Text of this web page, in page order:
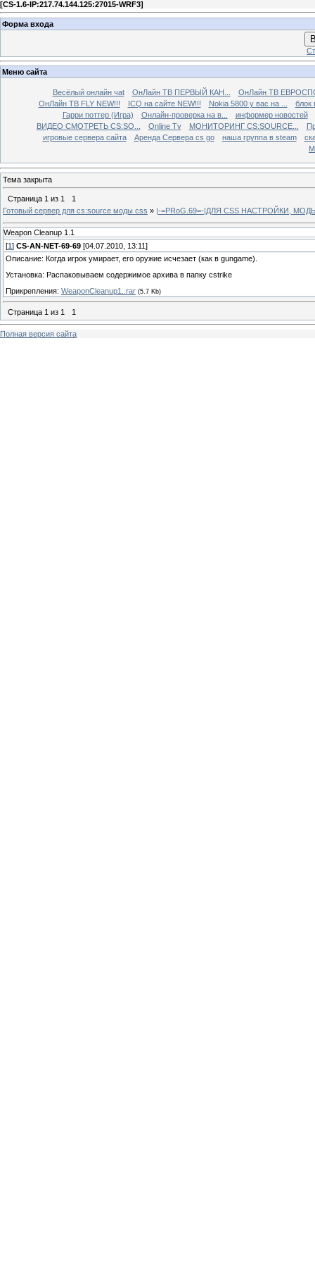
[CS-1.6-IP:217.74.144.125:27015-WRF3]
Форма входа
Меню сайта
Весёлый онлайн чаt ОнЛайн ТВ ПЕРВЫЙ КАН...
ОнЛайн ТВ
ОнЛайн ТВ FLY NEW!!!
ICQ на сайте NEW!!! Nokia 5800 у вас на ...
блок
Гарри поттер (Игра)
Онлайн-проверка на в...
информер новостей
ВИДЕО СМОТРЕТЬ CS:SO...
Online Tv МОНИТОРИНГ CS:SOURCE...
игровые сервера сайта
Аренда Сервера cs go наша группа в steam
Тема закрыта
Страница 1 из 1
1
Готовый сервер для cs:source моды css » |-=PRoG.69=-|ДЛЯ CSS НАСТРОЙКИ,
Weapon Cleanup 1.1
[1 ] CS-AN-NET-69-69 [04.07.2010, 13:11]
Описание: Когда игрок умирает, его оружие исчезает (как в gungame).
Установка: Распаковываем содержимое архива в папку cstrike
Прикрепления: WeaponCleanup1..rar (5.7 Kb)
Страница 1 из 1 1
Полная версия сайта